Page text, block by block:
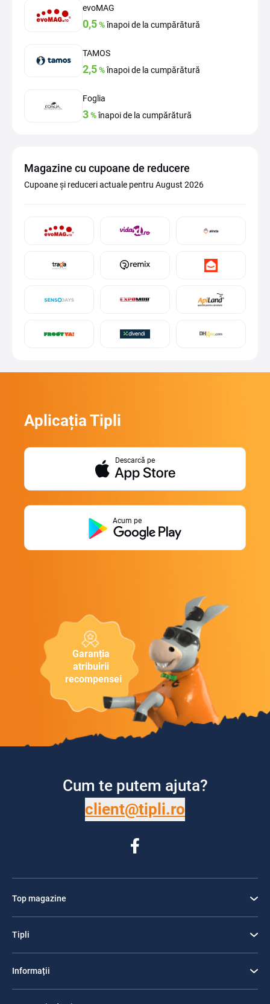
evoMAG
0,5%înapoi de la cumpărătură
TAMOS
2,5%înapoi de la cumpărătură
Foglia
3%înapoi de la cumpărătură
Magazine cu cupoane de reducere
Cupoane și reduceri actuale pentru August 2026
Garanția
atribuirii
recompensei
Aplicația Tipli
Descarcă pe
Acum pe
Cum te putem ajuta?
client@tipli.ro
Top magazine
Tipli
Informații